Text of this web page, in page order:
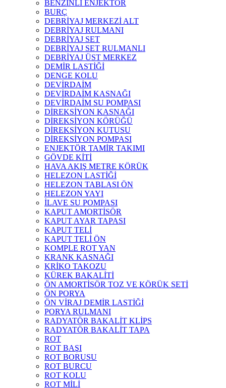
BENZİNLİ ENJEKTÖR
BURÇ
DEBRİYAJ MERKEZİ ALT
DEBRİYAJ RULMANI
DEBRİYAJ SET
DEBRİYAJ SET RULMANLI
DEBRİYAJ ÜST MERKEZ
DEMİR LASTİĞİ
DENGE KOLU
DEVİRDAİM
DEVİRDAİM KASNAĞI
DEVİRDAİM SU POMPASI
DİREKSİYON KASNAĞI
DİREKSİYON KÖRÜĞÜ
DİREKSİYON KUTUSU
DİREKSİYON POMPASI
ENJEKTÖR TAMİR TAKIMI
GÖVDE KİTİ
HAVA AKIŞ METRE KÖRÜK
HELEZON LASTİĞİ
HELEZON TABLASI ÖN
HELEZON YAYI
İLAVE SU POMPASI
KAPUT AMORTİSÖR
KAPUT AYAR TAPASI
KAPUT TELİ
KAPUT TELİ ÖN
KOMPLE ROT YAN
KRANK KASNAĞI
KRİKO TAKOZU
KÜREK BAKALİTİ
ÖN AMORTİSÖR TOZ VE KÖRÜK SETİ
ÖN PORYA
ÖN VİRAJ DEMİR LASTİĞİ
PORYA RULMANI
RADYATÖR BAKALİT KLİPS
RADYATÖR BAKALİT TAPA
ROT
ROT BAŞI
ROT BORUSU
ROT BURCU
ROT KOLU
ROT MİLİ